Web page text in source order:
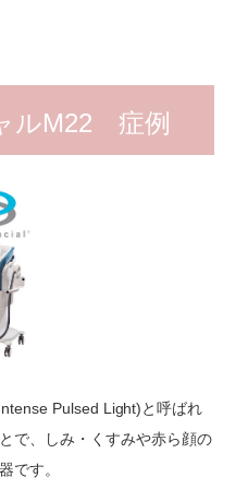
ルM22 症例
Pulsed Light)と呼ばれ
で、しみ・くすみや赤ら顔の
です。